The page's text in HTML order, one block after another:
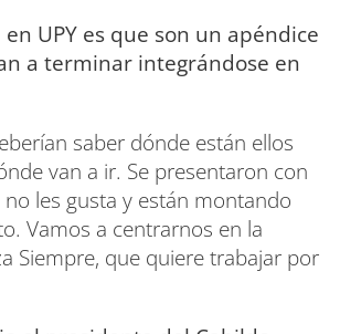
UPY es que son un apéndice
a terminar integrándose en
saber dónde están ellos
van a ir. Se presentaron con
no les gusta y están montando
Vamos a centrarnos en la
Siempre, que quiere trabajar por